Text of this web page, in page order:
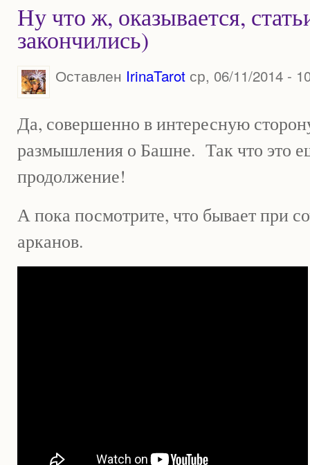
Ну что ж, оказывается,
закончились)
Оставлен IrinaTarotср, 06/11/2014 -
Да, совершенно в интересную
размышления о Башне. Так что это
продолжение!
А пока посмотрите, что бывает при
арканов.